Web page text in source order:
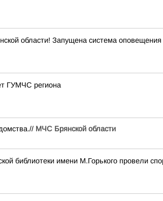
области! Запущена система оповещения
ГУМЧС региона
МЧС Брянской области
библиотеки имени М.Горького провели